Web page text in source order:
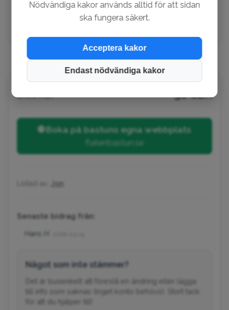
Andreas
Entré från 50 SEK
🌐 Boka på bastuns egna webbplats
flatenbastun.se
Jon
Senaste bidrag från:
Hans H
Något som inte stämmer?
Det är busenkelt att föreslå en ändring eller lägga
till info som saknas (inget konto behövs). Stort tack
för att du hjälper till!
Nödvändiga kakor används alltid för att sidan
ska fungera säkert.
Acceptera kakor
Endast nödvändiga kakor